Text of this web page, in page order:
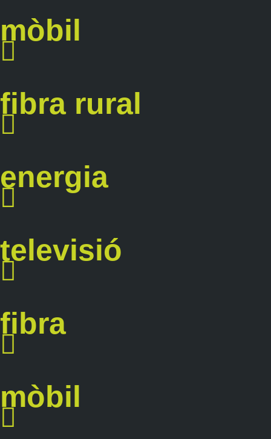
mòbil
fibra rural
energia
televisió
fibra
mòbil